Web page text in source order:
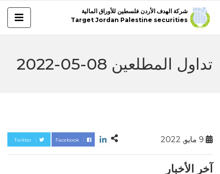
شركة الهدف الأردن فلسطين للأوراق المالية
Target Jordan Palestine securities
تداول المطلعين 08-05-2022
Twitter Facebook
آخر الأخبار